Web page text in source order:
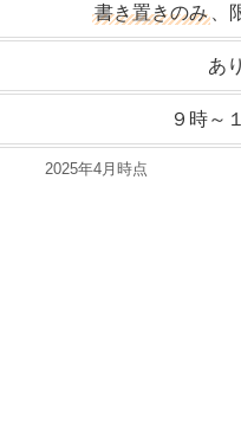
書き置きのみ、
あり
９時～
2025年4月時点